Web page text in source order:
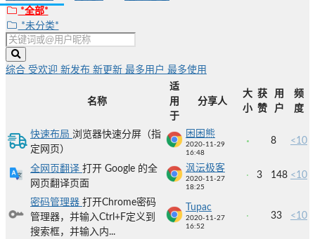
*全部*
*未分类*
综合 受欢迎 新发布 新更新 最多用户 最多使用
名称
适
用
于
分享人
大
小
获
赞
用
户
频
度
快速布局 浏览器快速分屏（指
定网页）
困困熊
2020-11-29
16:48
8 <10
全网页翻译 打开 Google 的全
网页翻译页面
沨沄极客
2020-11-27
18:25
3 148 <10
密码管理器 打开Chrome密码
管理器，并输入Ctrl+F定义到
搜索框，并输入内...
Tupac
2020-11-27
16:52
33 <10